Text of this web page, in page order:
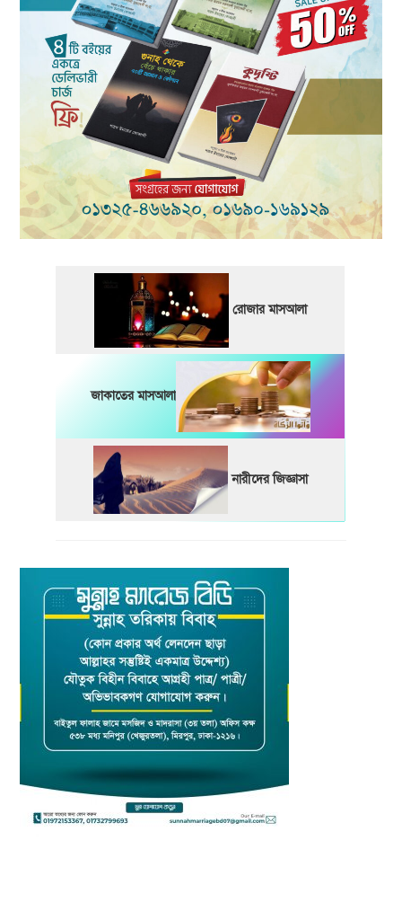
রোজার মাসআলা
জাকাতের মাসআলা
নারীদের জিজ্ঞাসা